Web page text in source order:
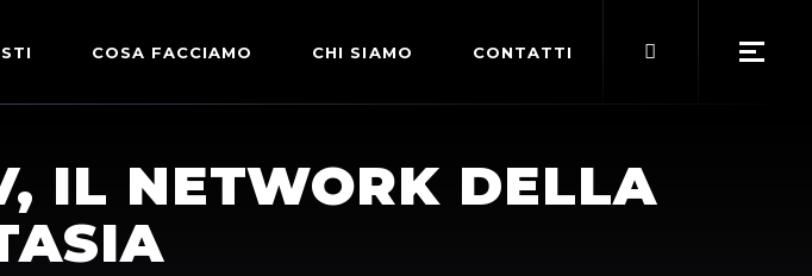
EXPRESS
COSA FACCIAMO CHI SIAMO
TERMINI DI SERVIZIO
CONTATTI
IL NETWORK DELLA